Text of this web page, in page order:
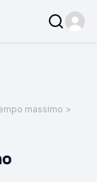
massimo >